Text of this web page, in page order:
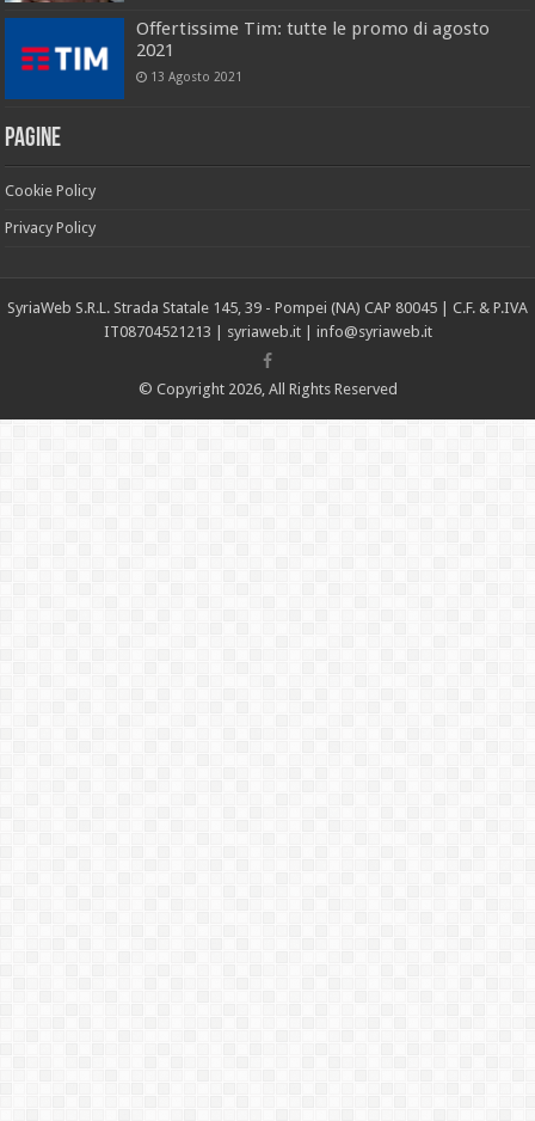
Offertissime Tim: tutte le promo di agosto
2021
13 Agosto 2021
Pagine
Cookie Policy
Privacy Policy
SyriaWeb S.R.L. Strada Statale 145, 39 - Pompei (NA) CAP 80045 | C.F. & P.IVA
IT08704521213 | syriaweb.it | info@syriaweb.it
© Copyright 2026, All Rights Reserved